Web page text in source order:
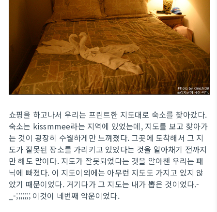
쇼핑을 하고나서 우리는 프린트한 지도대로 숙소를 찾아갔다.
숙소는 kissmmee라는 지역에 있었는데, 지도를 보고 찾아가
는 것이 굉장히 수월하게만 느껴졌다. 그곳에 도착해서 그 지
도가 잘못된 장소를 가리키고 있었다는 것을 알아채기 전까지
만 해도 말이다. 지도가 잘못되었다는 것을 알아챈 우리는 패
닉에 빠졌다. 이 지도이외에는 아무런 지도도 가지고 있지 않
았기 때문이었다. 거기다가 그 지도는 내가 뽑은 것이었다.-
_-;;;;;;; 이것이 네번째 악운이었다.